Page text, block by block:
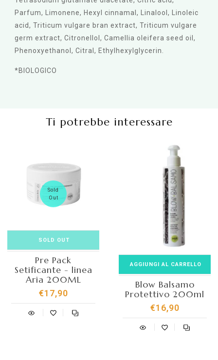
Parfum, Limonene, Hexyl cinnamal, Linalool, Linoleic
acid, Triticum vulgare bran extract, Triticum vulgare
germ extract, Citronellol, Camellia oleifera seed oil,
Phenoxyethanol, Citral, Ethylhexylglycerin.
*BIOLOGICO
Ti potrebbe interessare
Sold
Out
SOLD OUT
Pre Pack
Setificante - linea
Aria 200ML
€17,90
AGGIUNGI AL CARRELLO
Blow Balsamo
Protettivo 200ml
€16,90